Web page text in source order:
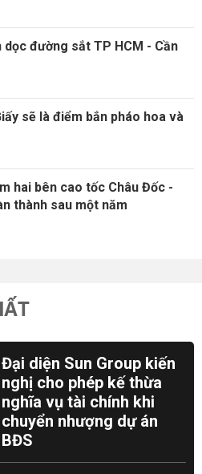
đường sắt TP HCM - Cần
sẽ là điểm bắn pháo hoa và
hai bên cao tốc Châu Đốc -
thành sau một năm
Đại diện Sun Group kiến
nghị cho phép kế thừa
nghĩa vụ tài chính khi
chuyển nhượng dự án
BĐS